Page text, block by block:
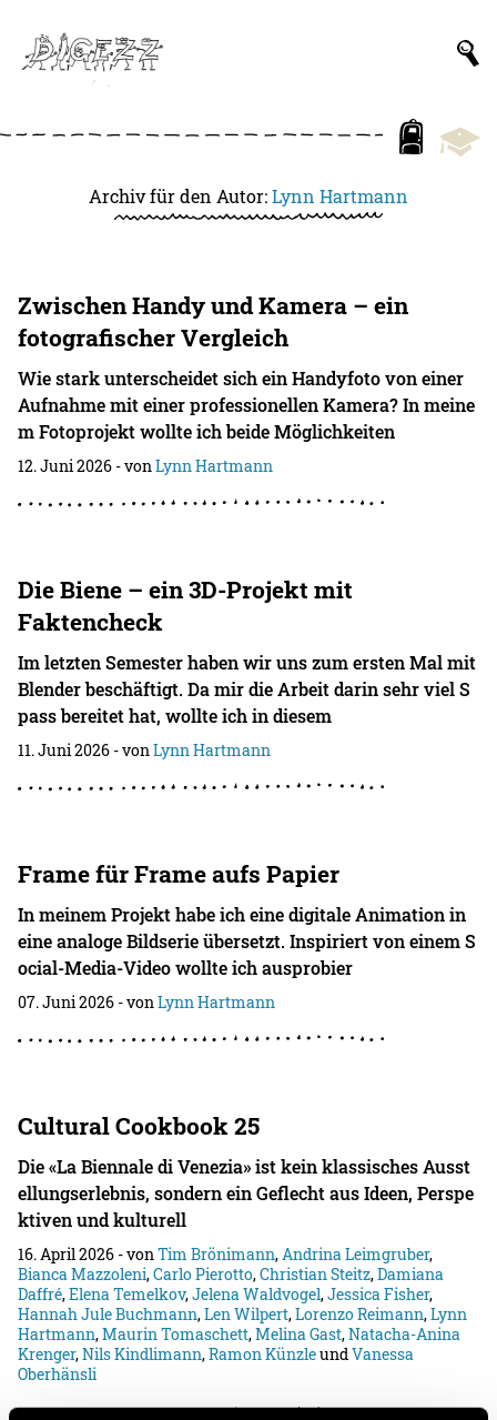
Archiv für den Autor:Lynn Hartmann
Zwischen Handy und Kamera – ein
fotografischer Vergleich
Wie stark unterscheidet sich ein Handyfoto von einer
Aufnahme mit einer professionellen Kamera? In meine
m Fotoprojekt wollte ich beide Möglichkeiten
12. Juni 2026 - vonLynn Hartmann
Die Biene – ein 3D-Projekt mit
Faktencheck
Im letzten Semester haben wir uns zum ersten Mal mit
Blender beschäftigt. Da mir die Arbeit darin sehr viel S
pass bereitet hat, wollte ich in diesem
11. Juni 2026 - vonLynn Hartmann
Frame für Frame aufs Papier
In meinem Projekt habe ich eine digitale Animation in
eine analoge Bildserie übersetzt. Inspiriert von einem S
ocial-Media-Video wollte ich ausprobier
07. Juni 2026 - vonLynn Hartmann
Cultural Cookbook 25
Die «La Biennale di Venezia» ist kein klassisches Ausst
ellungserlebnis, sondern ein Geflecht aus Ideen, Perspe
ktiven und kulturell
16. April 2026 - vonTim Brönimann,Andrina Leimgruber,
Bianca Mazzoleni,Carlo Pierotto,Christian Steitz,Damiana
Daffré,Elena Temelkov,Jelena Waldvogel,Jessica Fisher,
Hannah Jule Buchmann,Len Wilpert,Lorenzo Reimann,Lynn
Hartmann,Maurin Tomaschett,Melina Gast,Natacha-Anina
Krenger,Nils Kindlimann,Ramon KünzleundVanessa
Oberhänsli